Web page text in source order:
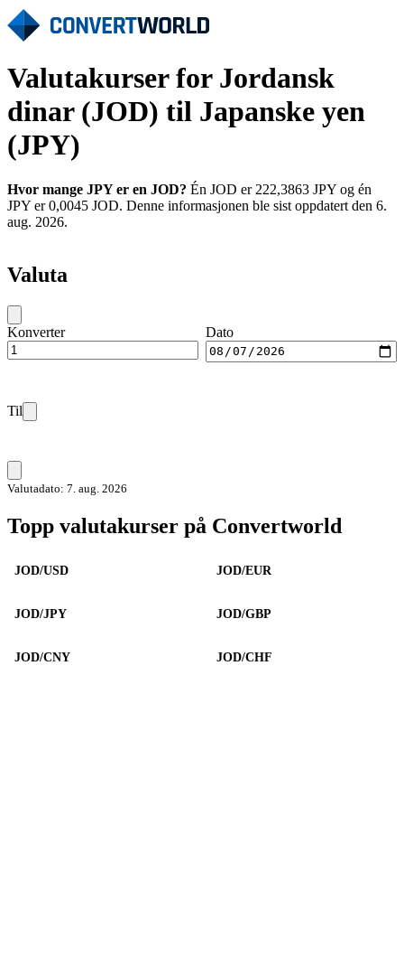
Valutakurser for Jordansk
dinar (JOD) til Japanske yen
(JPY)
Hvor mange JPY er en JOD? Én JOD er 222,3863 JPY og én
JPY er 0,0045 JOD. Denne informasjonen ble sist oppdatert den 6.
aug. 2026.
Valuta
Konverter Dato
Til
Valutadato: 7. aug. 2026
Topp valutakurser på Convertworld
JOD/USD JOD/EUR
JOD/JPY JOD/GBP
JOD/CNY JOD/CHF